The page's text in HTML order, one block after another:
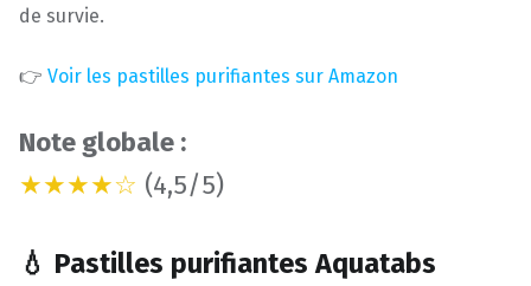
de survie.
👉 Voir les pastilles purifiantes sur Amazon
Note globale :
★★★★☆ (4,5/5)
💧 Pastilles purifiantes Aquatabs